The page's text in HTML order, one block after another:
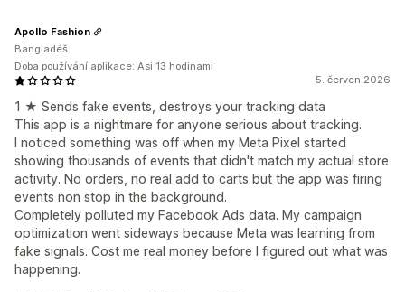
5. červen 2026
1 ★ Sends fake events, destroys your tracking data
This app is a nightmare for anyone serious about tracking.
I noticed something was off when my Meta Pixel started
showing thousands of events that didn't match my actual store
activity. No orders, no real add to carts but the app was firing
events non stop in the background.
Completely polluted my Facebook Ads data. My campaign
optimization went sideways because Meta was learning from
fake signals. Cost me real money before I figured out what was
happening.
Apollo Fashion
Bangladéš
Doba používání aplikace: Asi 13 hodinami